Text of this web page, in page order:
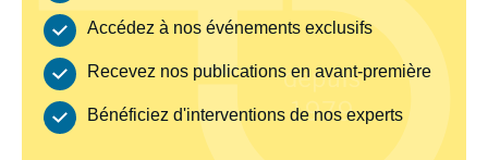
Accédez à nos événements exclusifs
Recevez nos publications en avant-première
Bénéficiez d'interventions de nos experts